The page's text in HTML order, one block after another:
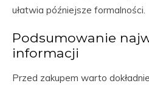
ułatwia późniejsze formalności.
Podsumowanie
informacji
Przed zakupem warto